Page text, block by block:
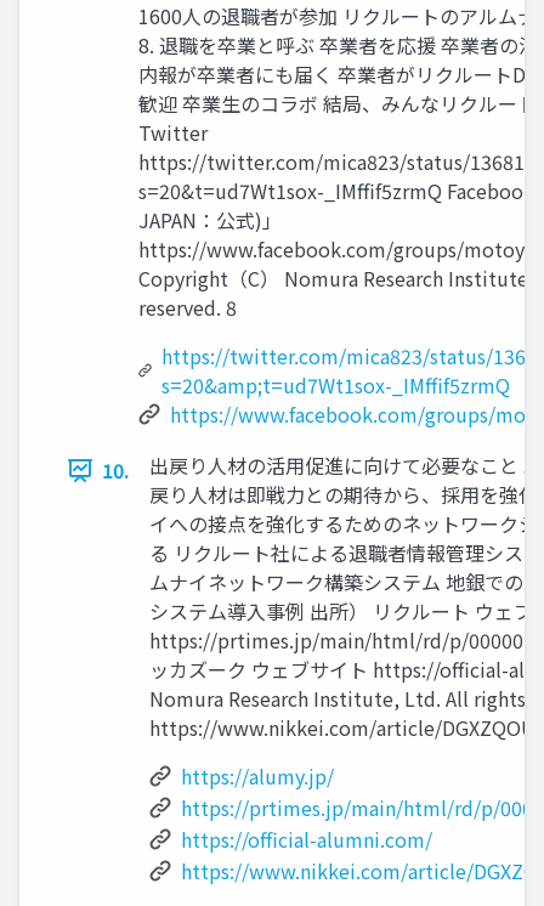
1600人の退職者が参加 リクルートのアルムナ
8. 退職を卒業と呼ぶ 卒業者を応援 卒業者の
内報が卒業者にも届く 卒業者がリクルート
歓迎 卒業生のコラボ 結局、みんなリクルー
Twitter
https://twitter.com/mica823/status/
s=20&t=ud7Wt1sox-_IMffif5zrmQ Facebook
JAPAN：公式)」
https://www.facebook.com/groups/
Copyright（C） Nomura Research
reserved. 8
https://twitter.com/mica823/status/
s=20&amp;t=ud7Wt1sox-_IMffif5zrmQ
https://www.facebook.com/groups/
10.
出戻り人材の活用促進に向けて必要なこと
戻り人材は即戦力との期待から、採用を強
イへの接点を強化するためのネットワーク
る リクルート社による退職者情報管理シス
ムナイネットワーク構築システム 地銀での
システム導入事例 出所） リクルート ウェ
https://prtimes.jp/main/html/rd/p/
ッカズーク ウェブサイト https://official-
Nomura Research Institute, Ltd. All rights
https://www.nikkei.com/article/
https://alumy.jp/
https://prtimes.jp/main/html/rd/p/
https://official-alumni.com/
https://www.nikkei.com/article/